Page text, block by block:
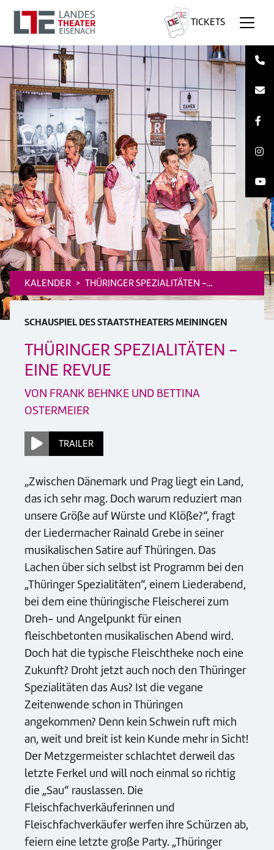
TICKETS
KALENDER THÜRINGER SPEZIALITÄTEN -...
SCHAUSPIEL DES STAATSTHEATERS MEININGEN
THÜRINGER SPEZIALITÄTEN -
EINE REVUE
VON FRANK BEHNKE UND BETTINA
OSTERMEIER
TRAILER
„Zwischen Dänemark und Prag liegt ein Land,
das ich sehr mag. Doch warum reduziert man
unsere Größe auf Würste und Klöße?“, fragt
der Liedermacher Rainald Grebe in seiner
musikalischen Satire auf Thüringen. Das
Lachen über sich selbst ist Programm bei den
„Thüringer Spezialitäten“, einem Liederabend,
bei dem eine thüringische Fleischerei zum
Dreh- und Angelpunkt für einen
fleischbetonten musikalischen Abend wird.
Doch hat die typische Fleischtheke noch eine
Zukunft? Droht jetzt auch noch den Thüringer
Spezialitäten das Aus? Ist die vegane
Zeitenwende schon in Thüringen
angekommen? Denn kein Schwein ruft mich
an, weit und breit ist kein Kunde mehr in Sicht!
Der Metzgermeister schlachtet derweil das
letzte Ferkel und will noch einmal so richtig
die „Sau“ rauslassen. Die
Fleischfachverkäuferinnen und
Fleischfachverkäufer werfen ihre Schürzen ab,
feiern eine letzte große Party. „Thüringer